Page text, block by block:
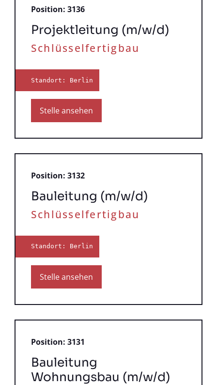
Position: 3136
Projektleitung (m/w/d)
Schlüsselfertigbau
Standort: Berlin
Stelle ansehen
Position: 3132
Bauleitung (m/w/d)
Schlüsselfertigbau
Standort: Berlin
Stelle ansehen
Position: 3131
Bauleitung
Wohnungsbau (m/w/d)